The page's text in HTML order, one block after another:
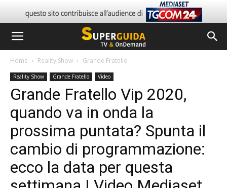
Home Reality Show Grande Fratello
Reality Show Grande Fratello Video
Grande Fratello Vip 2020,
quando va in onda la
prossima puntata? Spunta il
cambio di programmazione:
ecco la data per questa